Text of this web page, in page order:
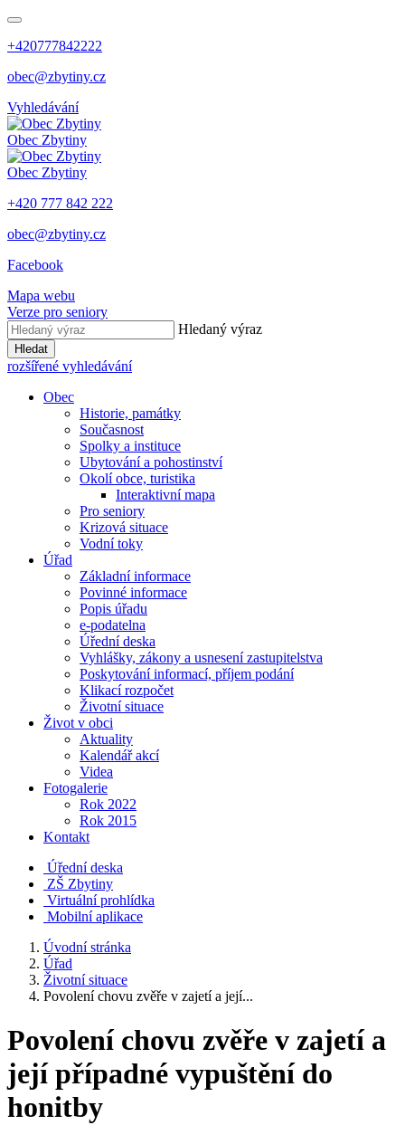
+420777842222
obec@zbytiny.cz
Vyhledávání
Obec Zbytiny
Obec Zbytiny
+420 777 842 222
obec@zbytiny.cz
Facebook
Mapa webu
Verze pro seniory
Hledaný výraz
Hledat
rozšířené vyhledávání
Obec
Historie, památky
Současnost
Spolky a instituce
Ubytování a pohostinství
Okolí obce, turistika
Interaktivní mapa
Pro seniory
Krizová situace
Vodní toky
Úřad
Základní informace
Povinné informace
Popis úřadu
e-podatelna
Úřední deska
Vyhlášky, zákony a usnesení zastupitelstva
Poskytování informací, příjem podání
Klikací rozpočet
Životní situace
Život v obci
Aktuality
Kalendář akcí
Videa
Fotogalerie
Rok 2022
Rok 2015
Kontakt
Úřední deska
ZŠ Zbytiny
Virtuální prohlídka
Mobilní aplikace
Úvodní stránka
Úřad
Životní situace
Povolení chovu zvěře v zajetí a její...
Povolení chovu zvěře v zajetí a
její případné vypuštění do
honitby